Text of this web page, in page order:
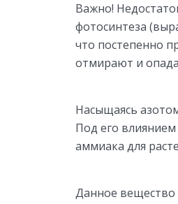
Важно!
фотосинтеза
что постепенно
отмирают и
Насыщаясь
Под его
аммиака для
Данное вещество